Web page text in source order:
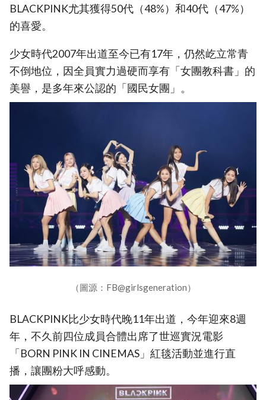
BLACKPINK尤其獲得50代（48%）和40代（47%）
的喜愛。
少女時代2007年出道至今已有17年，仍然屹立常青
不倒地位，因全員實力過硬而享有「女團教科書」的
美譽，是多年來公認的「國民女團」。
（圖源：FB@girlsgeneration）
BLACKPINK比少女時代晚11年出道，今年迎來8週
年，不久前四位成員合體出席了世巡實況電影
「BORN PINK IN CINEMAS」紅毯活動並進行直
播，讓團粉大呼感動。